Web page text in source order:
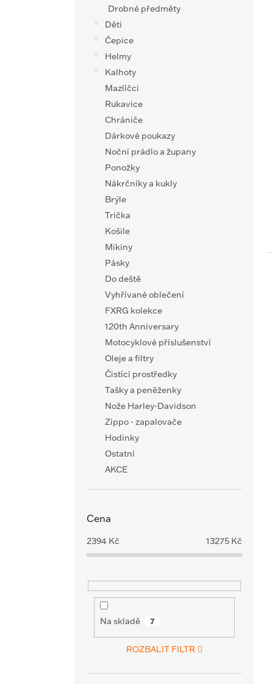
Drobné předměty
Děti
Čepice
Helmy
Kalhoty
Mazlíčci
Rukavice
Chrániče
Dárkové poukazy
Noční prádlo a župany
Ponožky
Nákrčníky a kukly
Brýle
Trička
Košile
Mikiny
Pásky
Do deště
Vyhřívané oblečení
FXRG kolekce
120th Anniversary
Motocyklové příslušenství
Oleje a filtry
Čistící prostředky
Tašky a peněženky
Nože Harley-Davidson
Zippo - zapalovače
Hodinky
Ostatní
AKCE
Cena
2394 Kč 13275 Kč
Na skladě 7
ROZBALIT FILTR